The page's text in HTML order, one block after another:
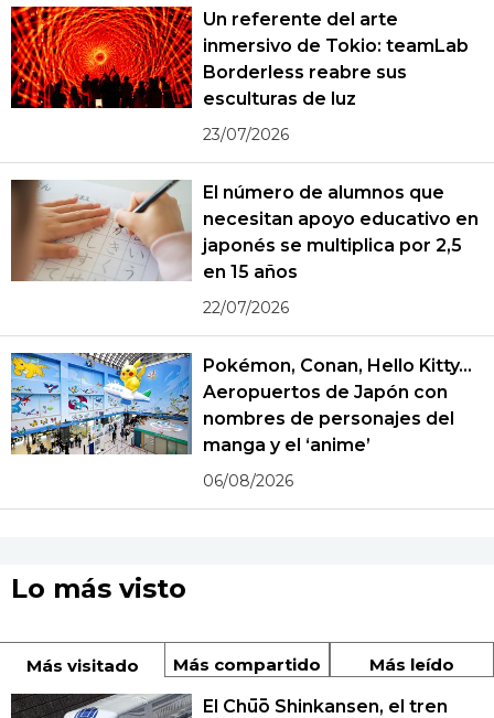
Un referente del arte
inmersivo de Tokio: teamLab
Borderless reabre sus
esculturas de luz
23/07/2026
El número de alumnos que
necesitan apoyo educativo en
japonés se multiplica por 2,5
en 15 años
22/07/2026
Pokémon, Conan, Hello Kitty...
Aeropuertos de Japón con
nombres de personajes del
manga y el ‘anime’
06/08/2026
Lo más visto
Más visitado Más compartido Más leído
El Chūō Shinkansen, el tren